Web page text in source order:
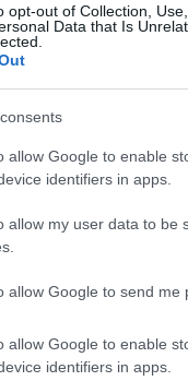
opt-out of Collection,
Data that Is
allow Google to enable
identifiers in apps.
allow my user data to be
allow Google to send me
allow Google to enable
identifiers in apps.
αγωνιστικά που
και έκαναν ξανά
σέντερ που